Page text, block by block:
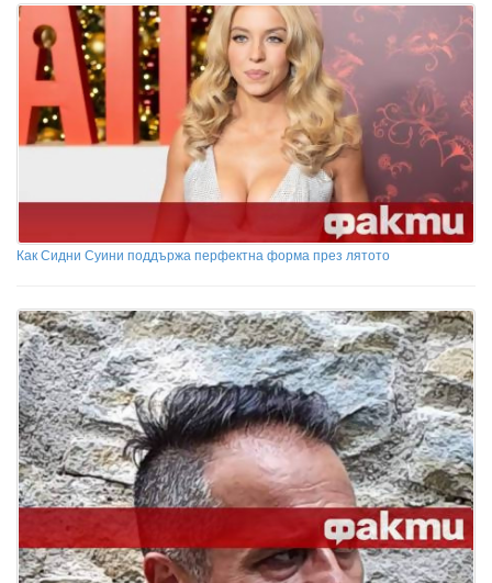
Как Сидни Суини поддържа перфектна форма през лятото